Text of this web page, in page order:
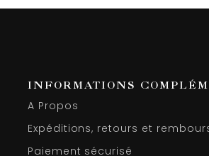
INFORMATIONS
A Propos
Expéditions, retours et
Paiement sécurisé